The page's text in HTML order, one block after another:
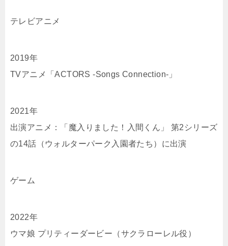
テレビアニメ
2019年
TVアニメ「ACTORS -Songs Connection-」
2021年
出演アニメ：「魔入りました！入間くん」 第2シリーズ
の14話（ウォルターパーク入園者たち）に出演
ゲーム
2022年
ウマ娘 プリティーダービー（サクラローレル役）